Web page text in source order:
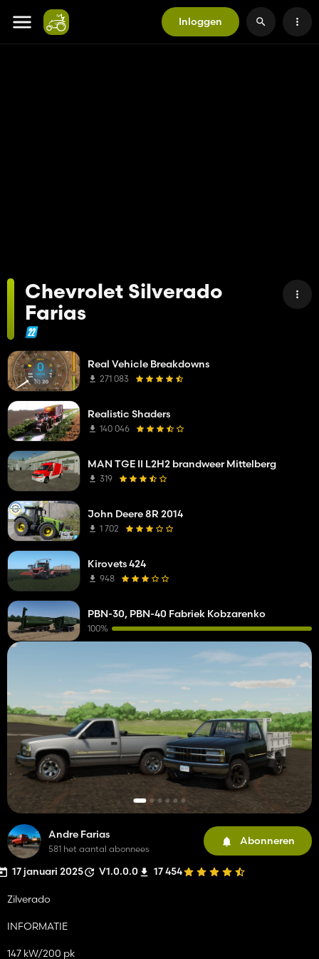
Inloggen
Chevrolet Silverado
Farias
Andre Farias
581 het aantal abonnees
Abonneren
17 januari 2025 V1.0.0.0 17 454
Zilverado
INFORMATIE
147 kW/200 pk
Real Vehicle Breakdowns
271 083
Realistic Shaders
140 046
MAN TGE II L2H2 brandweer Mittelberg
319
John Deere 8R 2014
1 702
Kirovets 424
948
PBN-30, PBN-40 Fabriek Kobzarenko
100%